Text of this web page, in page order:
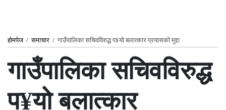
होमपेज/समाचार / गाउँपालिका सचिवविरुद्ध प¥यो बलात्कार प्रयासको मुद्दा
गाउँपालिका सचिवविरुद्ध
प¥यो बलात्कार